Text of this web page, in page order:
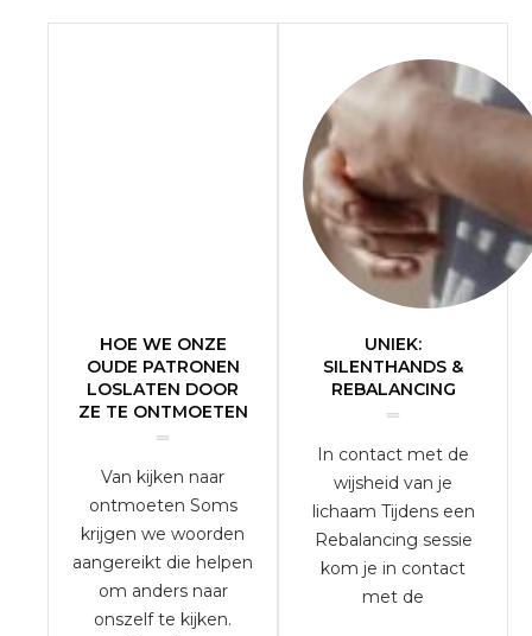
HOE WE ONZE
OUDE PATRONEN
LOSLATEN DOOR
ZE TE ONTMOETEN
Van kijken naar
ontmoeten Soms
krijgen we woorden
aangereikt die helpen
om anders naar
onszelf te kijken.
UNIEK:
SILENTHANDS &
REBALANCING
In contact met de
wijsheid van je
lichaam Tijdens een
Rebalancing sessie
kom je in contact
met de